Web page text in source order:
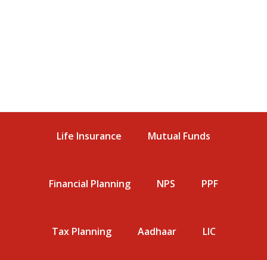
Life Insurance Mutual Funds
Financial Planning NPS PPF
Tax Planning Aadhaar LIC